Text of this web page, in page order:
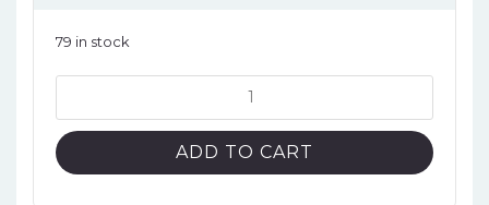
79 in stock
Hero
Academia
Vol.25
ADD TO CART